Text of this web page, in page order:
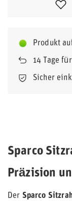
Produkt
14 Tage
Sicher
Sparco
Präzision
Der Sparco